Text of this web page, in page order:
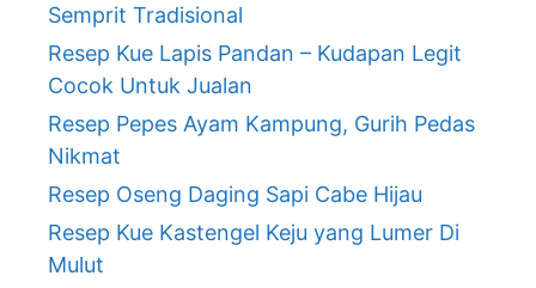
Semprit Tradisional
Resep Kue Lapis Pandan – Kudapan Legit
Cocok Untuk Jualan
Resep Pepes Ayam Kampung, Gurih Pedas
Nikmat
Resep Oseng Daging Sapi Cabe Hijau
Resep Kue Kastengel Keju yang Lumer Di
Mulut